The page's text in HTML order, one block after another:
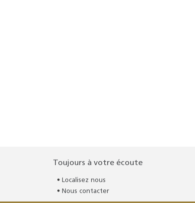
Toujours à votre écoute
Localisez nous
Nous contacter